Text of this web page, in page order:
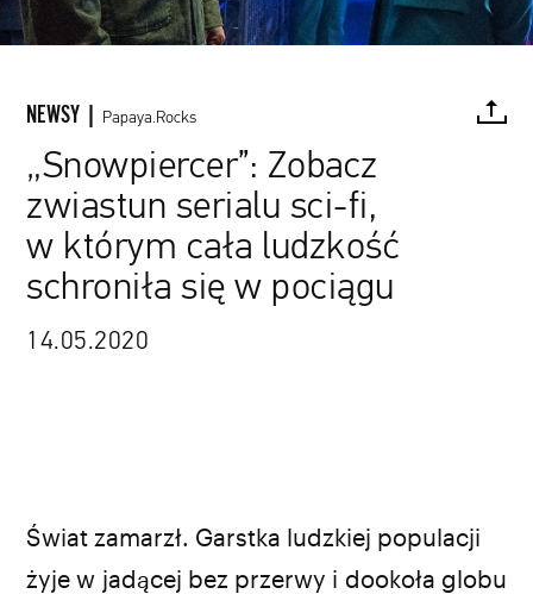
NEWSY | Papaya.Rocks
„Snowpiercer”: Zobacz
zwiastun serialu sci-fi,
w którym cała ludzkość
schroniła się w pociągu
14.05.2020
FACEBOOK TWITTER PINTEREST
Świat zamarzł. Garstka ludzkiej populacji
żyje w jadącej bez przerwy i dookoła globu